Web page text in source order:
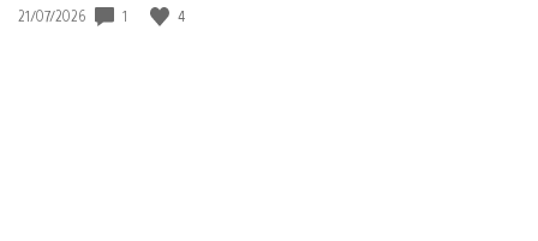
Fecha
21/07/2026 1 4